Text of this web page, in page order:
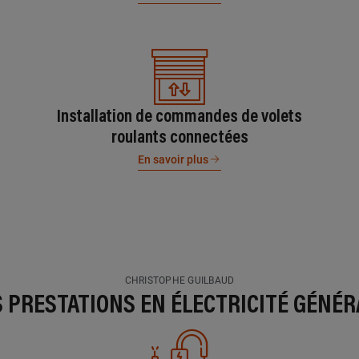
Installation de commandes de volets
roulants connectées
En savoir plus
CHRISTOPHE GUILBAUD
PRESTATIONS EN ÉLECTRICITÉ